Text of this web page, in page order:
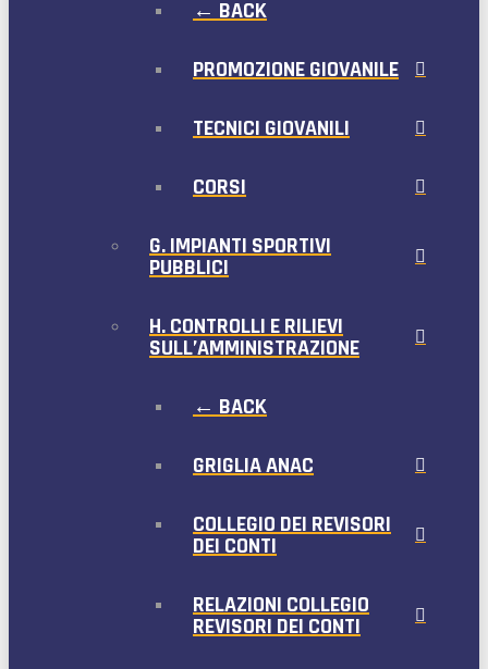
← BACK
PROMOZIONE GIOVANILE
TECNICI GIOVANILI
CORSI
G. IMPIANTI SPORTIVI
PUBBLICI
H. CONTROLLI E RILIEVI
SULL’AMMINISTRAZIONE
← BACK
GRIGLIA ANAC
COLLEGIO DEI REVISORI
DEI CONTI
RELAZIONI COLLEGIO
REVISORI DEI CONTI